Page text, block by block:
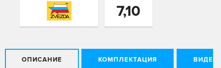
7,10
ОПИСАНИЕ КОМПЛЕКТАЦИЯ ВИДЕО